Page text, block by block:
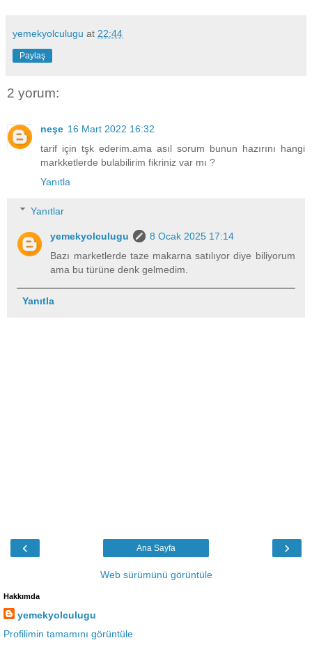
yemekyolculugu at 22:44
Paylaş
2 yorum:
neşe 16 Mart 2022 16:32
tarif için tşk ederim.ama asıl sorum bunun hazırını hangi
markketlerde bulabilirim fikriniz var mı ?
Yanıtla
Yanıtlar
yemekyolculugu
8 Ocak 2025 17:14
Bazı marketlerde taze makarna satılıyor diye biliyorum
ama bu türüne denk gelmedim.
Yanıtla
‹ ›
Ana Sayfa
Web sürümünü görüntüle
Hakkımda
yemekyolculugu
Profilimin tamamını görüntüle